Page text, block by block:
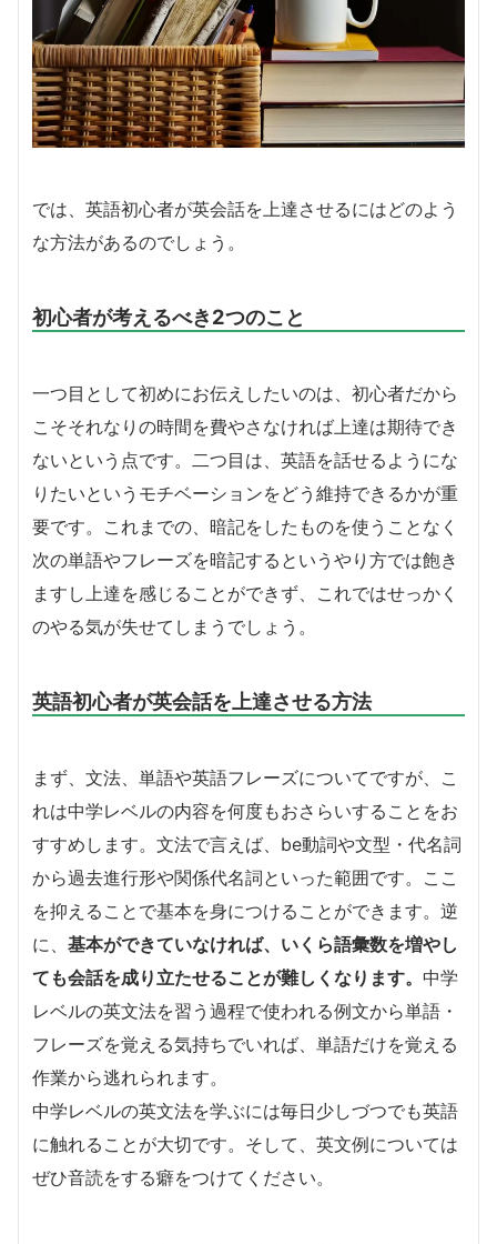
では、英語初心者が英会話を上達させるにはどのよう
な方法があるのでしょう。
初心者が考えるべき2つのこと
一つ目として初めにお伝えしたいのは、初心者だから
こそそれなりの時間を費やさなければ上達は期待でき
ないという点です。二つ目は、英語を話せるようにな
りたいというモチベーションをどう維持できるかが重
要です。これまでの、暗記をしたものを使うことなく
次の単語やフレーズを暗記するというやり方では飽き
ますし上達を感じることができず、これではせっかく
のやる気が失せてしまうでしょう。
英語初心者が英会話を上達させる方法
まず、文法、単語や英語フレーズについてですが、こ
れは中学レベルの内容を何度もおさらいすることをお
すすめします。文法で言えば、be動詞や文型・代名詞
から過去進行形や関係代名詞といった範囲です。ここ
を抑えることで基本を身につけることができます。逆
に、 基本ができていなければ、いくら語彙数を増やし
ても会話を成り立たせることが難しくなります。 中学
レベルの英文法を習う過程で使われる例文から単語・
フレーズを覚える気持ちでいれば、単語だけを覚える
作業から逃れられます。
中学レベルの英文法を学ぶには毎日少しづつでも英語
に触れることが大切です。そして、英文例については
ぜひ音読をする癖をつけてください。